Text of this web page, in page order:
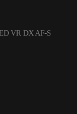
VR DX AF-S